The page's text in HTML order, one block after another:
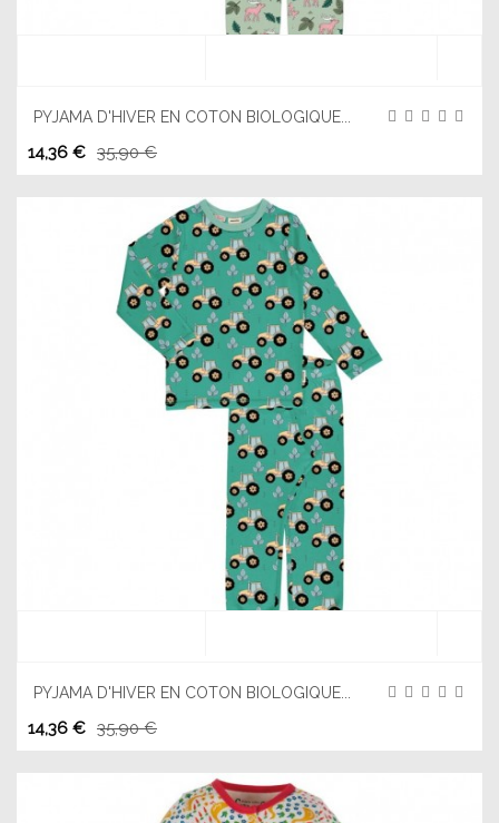
PYJAMA D'HIVER EN COTON BIOLOGIQUE...
14,36 € 35,90 €
PYJAMA D'HIVER EN COTON BIOLOGIQUE...
14,36 € 35,90 €